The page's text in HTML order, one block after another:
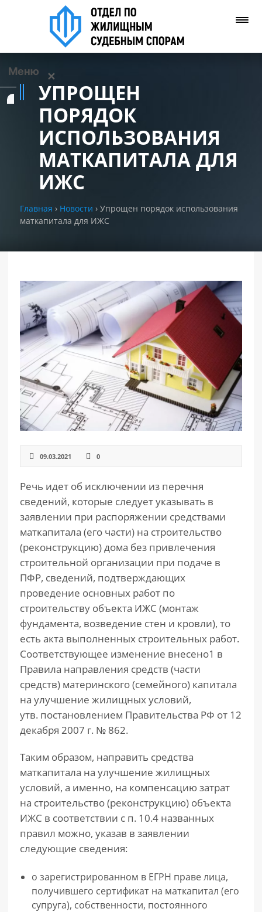
Меню ✕
Задать вопрос
(WhatsApp)
Позвонить нам
РАЗДЕЛЫ
САЙТА
УПРОЩЕН
ПОРЯДОК
ИСПОЛЬЗОВАНИЯ
МАТКАПИТАЛА ДЛЯ
ИЖС
Главная › Новости › Упрощен порядок использования
маткапитала для ИЖС
09.03.2021 0
Речь идет об исключении из перечня
сведений, которые следует указывать в
заявлении при распоряжении средствами
маткапитала (его части) на строительство
(реконструкцию) дома без привлечения
строительной организации при подаче в
ПФР, сведений, подтверждающих
проведение основных работ по
строительству объекта ИЖС (монтаж
фундамента, возведение стен и кровли), то
есть акта выполненных строительных работ.
Соответствующее изменение внесено1 в
Правила направления средств (части
средств) материнского (семейного) капитала
на улучшение жилищных условий,
утв. постановлением Правительства РФ от 12
декабря 2007 г. № 862.
Таким образом, направить средства
маткапитала на улучшение жилищных
условий, а именно, на компенсацию затрат
на строительство (реконструкцию) объекта
ИЖС в соответствии с п. 10.4 названных
правил можно, указав в заявлении
следующие сведения:
о зарегистрированном в ЕГРН праве лица,
получившего сертификат на маткапитал (его
супруга), собственности, постоянного